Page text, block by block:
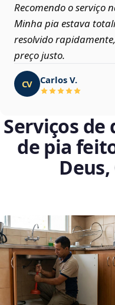
Recomendo o serviço
Minha pia estava
resolvido
preço justo.
CV Carlos V.
Serviços
de pia
Deus,